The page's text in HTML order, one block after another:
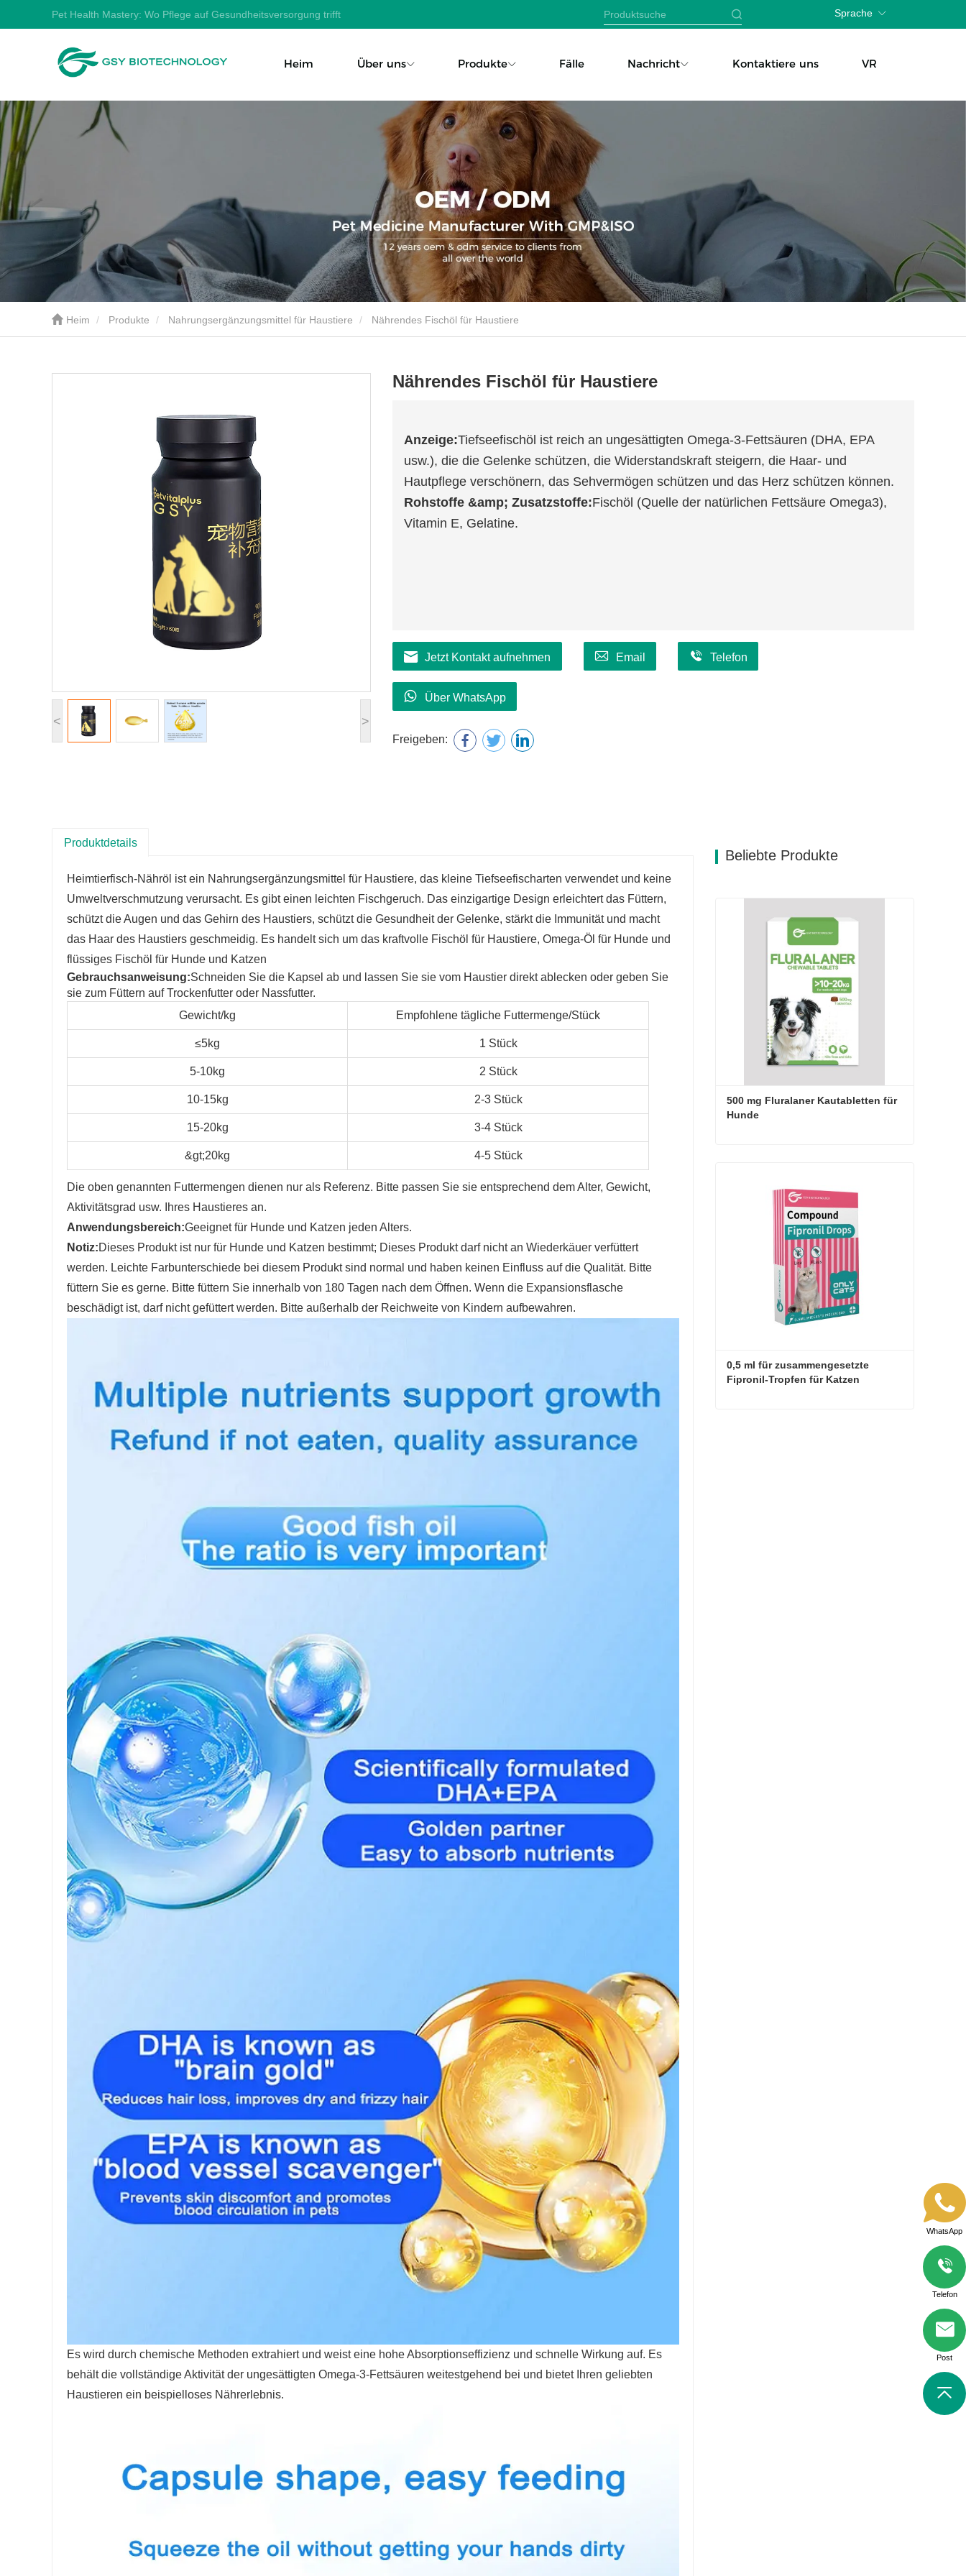
Pet Health Mastery: Wo Pflege auf Gesundheitsversorgung trifft Sprache
Heim Über uns Produkte Fälle Nachricht Kontaktiere uns VR
Heim Produkte Nahrungsergänzungsmittel für Haustiere Nährendes Fischöl für Haustiere
< >
Nährendes Fischöl für Haustiere
Anzeige:Tiefseefischöl ist reich an ungesättigten Omega-3-Fettsäuren (DHA, EPA
usw.), die die Gelenke schützen, die Widerstandskraft steigern, die Haar- und
Hautpflege verschönern, das Sehvermögen schützen und das Herz schützen können.
Rohstoffe &amp; Zusatzstoffe:Fischöl (Quelle der natürlichen Fettsäure Omega3),
Vitamin E, Gelatine.
Jetzt Kontakt aufnehmen Email Telefon
Über WhatsApp
Freigeben:
Produktdetails
Heimtierfisch-Nähröl ist ein Nahrungsergänzungsmittel für Haustiere, das kleine Tiefseefischarten verwendet und keine
Umweltverschmutzung verursacht. Es gibt einen leichten Fischgeruch. Das einzigartige Design erleichtert das Füttern,
schützt die Augen und das Gehirn des Haustiers, schützt die Gesundheit der Gelenke, stärkt die Immunität und macht
das Haar des Haustiers geschmeidig. Es handelt sich um das kraftvolle Fischöl für Haustiere, Omega-Öl für Hunde und
flüssiges Fischöl für Hunde und Katzen
Gebrauchsanweisung:Schneiden Sie die Kapsel ab und lassen Sie sie vom Haustier direkt ablecken oder geben Sie
sie zum Füttern auf Trockenfutter oder Nassfutter.
Gewicht/kg
Empfohlene tägliche Futtermenge/Stück
≤5kg 1 Stück
5-10kg 2 Stück
10-15kg 2-3 Stück
15-20kg 3-4 Stück
&gt;20kg 4-5 Stück
Die oben genannten Futtermengen dienen nur als Referenz. Bitte passen Sie sie entsprechend dem Alter, Gewicht,
Aktivitätsgrad usw. Ihres Haustieres an.
Anwendungsbereich:Geeignet für Hunde und Katzen jeden Alters.
Notiz:Dieses Produkt ist nur für Hunde und Katzen bestimmt; Dieses Produkt darf nicht an Wiederkäuer verfüttert
werden. Leichte Farbunterschiede bei diesem Produkt sind normal und haben keinen Einfluss auf die Qualität. Bitte
füttern Sie es gerne. Bitte füttern Sie innerhalb von 180 Tagen nach dem Öffnen. Wenn die Expansionsflasche
beschädigt ist, darf nicht gefüttert werden. Bitte außerhalb der Reichweite von Kindern aufbewahren.
Es wird durch chemische Methoden extrahiert und weist eine hohe Absorptionseffizienz und schnelle Wirkung auf. Es
behält die vollständige Aktivität der ungesättigten Omega-3-Fettsäuren weitestgehend bei und bietet Ihren geliebten
Haustieren ein beispielloses Nährerlebnis.
Beliebte Produkte
500 mg Fluralaner Kautabletten für
Hunde
Jetzt Kontakt aufnehmen
0,5 ml für zusammengesetzte
Fipronil-Tropfen für Katzen
WhatsApp
Telefon
Post